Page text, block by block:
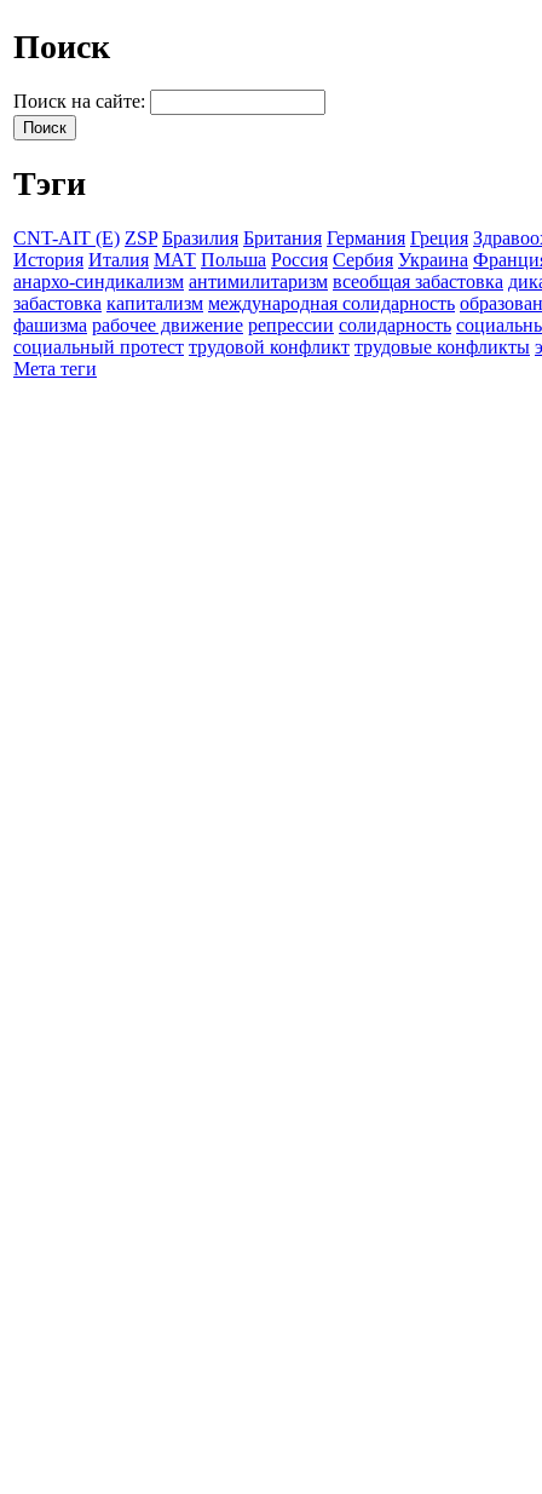
Поиск
Поиск на сайте:
Тэги
CNT-AIT (E) ZSP Бразилия Британия Германия Греция
История Италия МАТ Польша Россия Сербия Украина
анархо-синдикализм антимилитаризм всеобщая забастовка
забастовка капитализм международная солидарность
фашизма рабочее движение репрессии солидарность
социальный протест трудовой конфликт трудовые конфликты
Мета теги